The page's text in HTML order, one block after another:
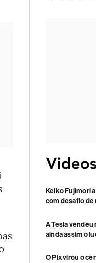
Keiko Fujimori
com desafio
A Tesla
ainda assim o
O Pix virou o